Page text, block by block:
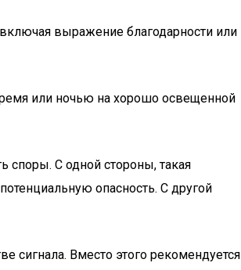
выражение благодарности или
или ночью на хорошо освещенной
споры. С одной стороны, такая
опасность. С другой
сигнала. Вместо этого рекомендуется